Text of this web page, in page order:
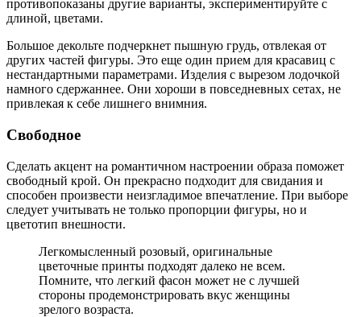
противопоказаны другие варианты, экспериментируйте с
длиной, цветами.
Большое декольте подчеркнет пышную грудь, отвлекая от
других частей фигуры. Это еще один прием для красавиц с
нестандартными параметрами. Изделия с вырезом лодочкой
намного сдержаннее. Они хороши в повседневных сетах, не
привлекая к себе лишнего внимния.
Свободное
Сделать акцент на романтичном настроении образа поможет
свободный крой. Он прекрасно подходит для свидания и
способен произвести неизгладимое впечатление. При выборе
следует учитывать не только пропорции фигуры, но и
цветотип внешности.
Легкомысленный розовый, оригинальные
цветочные принты подходят далеко не всем.
Помните, что легкий фасон может не с лучшей
стороны продемонстрировать вкус женщины
зрелого возраста.